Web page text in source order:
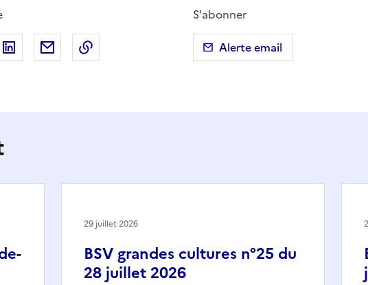
Facebooksur X (anciennement Twitter)
Partager sur LinkedIn
Partager par emailCopier dans le presse-papier
S'abonner
Alerte email
BSV grandes cultures n°25 du
28 juillet 2026
29 juillet 2026